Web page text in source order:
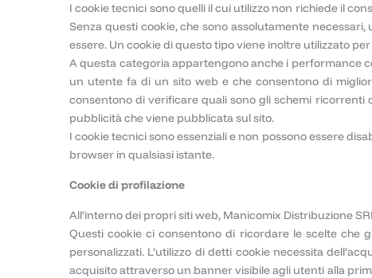
I cookie tecnici sono quelli il cui utilizzo non richiede il
Senza questi cookie, che sono assolutamente
essere. Un cookie di questo tipo viene inoltre utilizzato
A questa categoria appartengono anche i performance
un utente fa di un sito web e che consentono di
consentono di verificare quali sono gli schemi ricorrenti
pubblicità che viene pubblicata sul sito.
I cookie tecnici sono essenziali e non possono essere
browser in qualsiasi istante.
Cookie di profilazione
All’interno dei propri siti web, Manicomix Distribuzione
Questi cookie ci consentono di ricordare le scelte che
personalizzati. L’utilizzo di detti cookie necessita
acquisito attraverso un banner visibile agli utenti alla